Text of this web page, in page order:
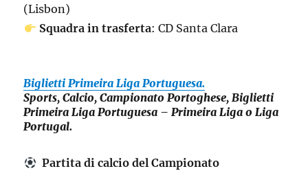
(Lisbon)
Squadra in trasferta: CD Santa Clara
Biglietti Primeira Liga Portuguesa.
Sports, Calcio, Campionato Portoghese, Biglietti
Primeira Liga Portuguesa – Primeira Liga o Liga
Portugal.
Partita di calcio del Campionato